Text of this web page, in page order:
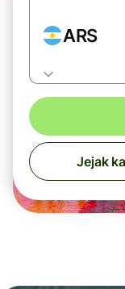
ARS
Jejak